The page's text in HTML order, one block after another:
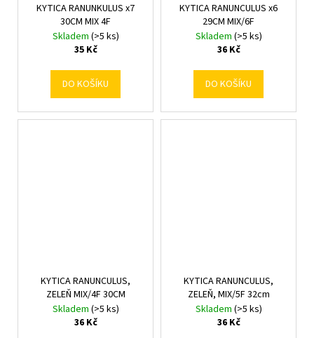
KYTICA RANUNKULUS x7
30CM MIX 4F
Skladem (>5 ks)
35 Kč
DO KOŠÍKU
KYTICA RANUNCULUS x6
29CM MIX/6F
Skladem (>5 ks)
36 Kč
DO KOŠÍKU
KYTICA RANUNCULUS,
ZELEŇ MIX/4F 30CM
Skladem (>5 ks)
36 Kč
KYTICA RANUNCULUS,
ZELEŇ, MIX/5F 32cm
Skladem (>5 ks)
36 Kč